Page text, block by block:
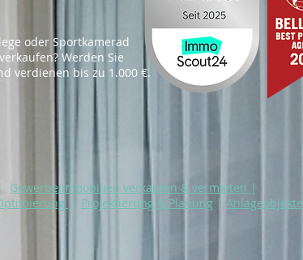
oder Sportkamerad
Werden Sie
verdienen bis zu 1.000 €.
| Gewerbeimmobilien verkaufen & vermieten |
| Projektierung & Planung | Anlageobjekte